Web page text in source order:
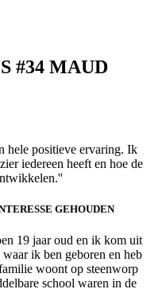
#34 MAUD
hele positieve ervaring. Ik
iedereen heeft en hoe de
GEHOUDEN
19 jaar oud en ik kom uit
ik ben geboren en heb
woont op steenworp
school waren in de